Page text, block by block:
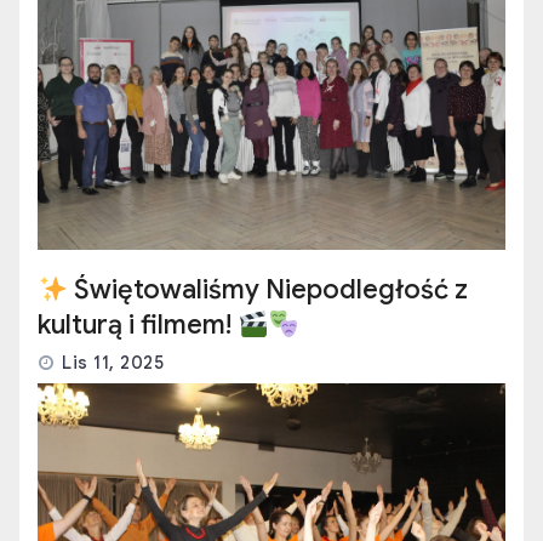
Świętowaliśmy Niepodległość z
kulturą i filmem!
Lis 11, 2025